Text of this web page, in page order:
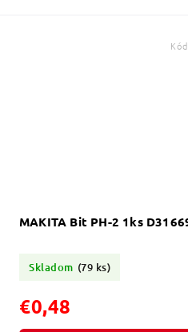
MAKITA Bit PH-2 1ks
Skladom (79 ks)
€0,48